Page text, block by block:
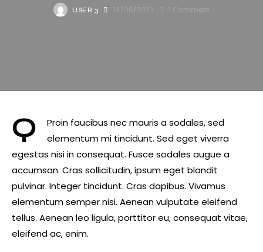
USER 3 14/06/2023 1 Comment
Q
Proin faucibus nec mauris a sodales, sed
elementum mi tincidunt. Sed eget viverra
egestas nisi in consequat. Fusce sodales augue a
accumsan. Cras sollicitudin, ipsum eget blandit
pulvinar. Integer tincidunt. Cras dapibus. Vivamus
elementum semper nisi. Aenean vulputate eleifend
tellus. Aenean leo ligula, porttitor eu, consequat vitae,
eleifend ac, enim.